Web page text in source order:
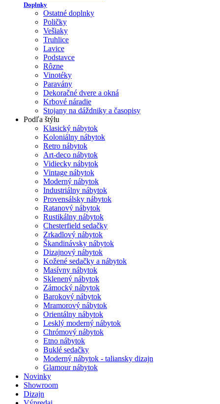
Doplnky
Ostatné doplnky
Poličky
Vešiaky
Truhlice
Lavice
Podstavce
Rôzne
Vinotéky
Paravány
Dekoračné dvere a okná
Krbové náradie
Stojany na dáždniky a časopisy
Podľa štýlu
Klasický nábytok
Koloniálny nábytok
Retro nábytok
Art-deco nábytok
Vidiecky nábytok
Vintage nábytok
Moderný nábytok
Industriálny nábytok
Provensálsky nábytok
Ratanový nábytok
Rustikálny nábytok
Chesterfield sedačky
Zrkadlový nábytok
Škandinávsky nábytok
Dizajnový nábytok
Kožené sedačky a nábytok
Masívny nábytok
Sklenený nábytok
Zámocký nábytok
Barokový nábytok
Mramorový nábytok
Orientálny nábytok
Lesklý moderný nábytok
Chrómový nábytok
Etno nábytok
Buklé sedačky
Moderný nábytok - taliansky dizajn
Glamour nábytok
Novinky
Showroom
Dizajn